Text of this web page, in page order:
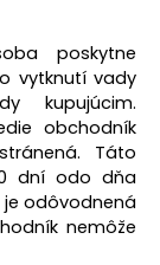
poskytne
vytknutí vady
kupujúcim.
obchodník
Táto
dní odo dňa
je odôvodnená
nemôže